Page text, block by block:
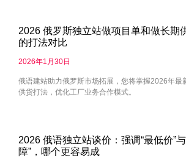
2026 俄罗斯独立站做项目单和做长期
的打法对比
2026年1月30日
俄语建站助力俄罗斯市场拓展，您将掌握2026年最
供货打法，优化工厂业务合作模式。
2026 俄语独立站谈价：强调“最低价”
障”，哪个更容易成